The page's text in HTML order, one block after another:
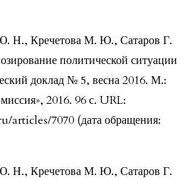
Н., Кречетова М. Ю., Сатаров Г.
политической ситуации
доклад № 5, весна 2016. М.:
2016. 96 с. URL:
7070 (дата обращения:
Н., Кречетова М. Ю., Сатаров Г.